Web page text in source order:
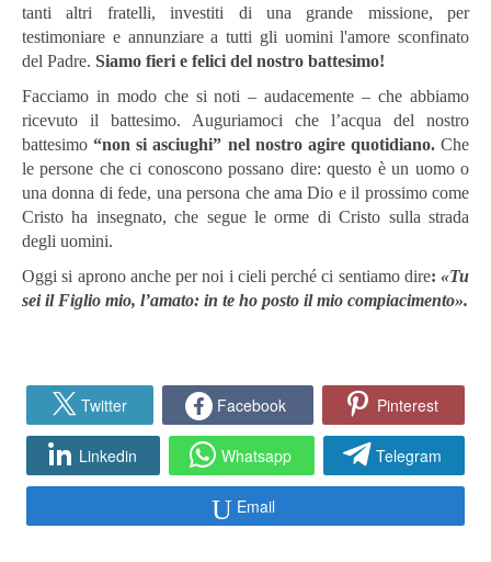
tanti altri fratelli, investiti di una grande missione, per
testimoniare e annunziare a tutti gli uomini l'amore sconfinato
del Padre. Siamo fieri e felici del nostro battesimo!
Facciamo in modo che si noti – audacemente – che abbiamo
ricevuto il battesimo. Auguriamoci che l’acqua del nostro
battesimo“non si asciughi” nel nostro agire quotidiano.Che
le persone che ci conoscono possano dire: questo è un uomo o
una donna di fede, una persona che ama Dio e il prossimo come
Cristo ha insegnato, che segue le orme di Cristo sulla strada
degli uomini.
Oggi si aprono anche per noi i cieli perché ci sentiamo dire: «Tu
sei il Figlio mio, l’amato: in te ho posto il mio compiacimento».
Twitter Facebook Pinterest
Linkedin Whatsapp Telegram
Email